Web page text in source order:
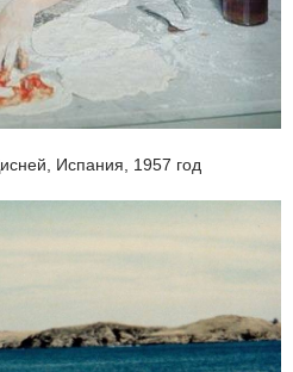
Испания, 1957 год